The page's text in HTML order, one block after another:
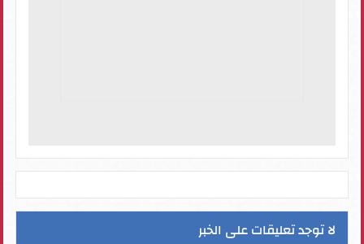
لا توجد تعليقات على الخبر